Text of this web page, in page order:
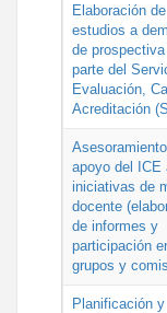
Elaboración de
estudios a
de
parte del
Evaluación,
Acreditación
apoyo del ICE
iniciativas de
docente
de informes y
participación
grupos y
Planificación y